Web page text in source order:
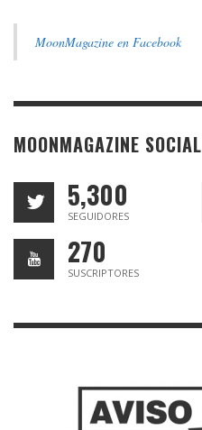
MoonMagazine en Facebook
MOONMAGAZINE SOCIAL
5,300
SEGUIDORES
270
SUSCRIPTORES